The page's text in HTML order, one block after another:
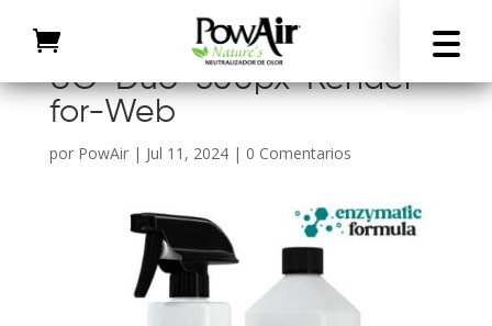
UO-Duo-500px-Render-
for-Web
por PowAir| Jul 11, 2024| 0 Comentarios